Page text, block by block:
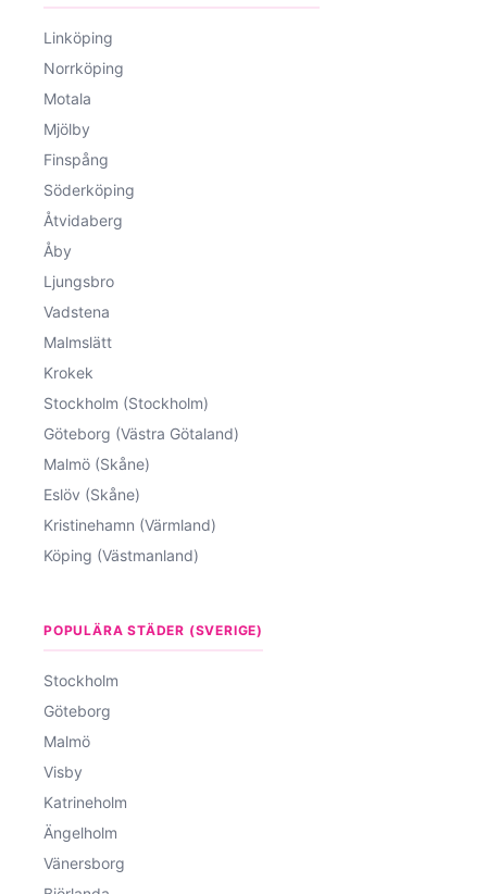
Linköping
Norrköping
Motala
Mjölby
Finspång
Söderköping
Åtvidaberg
Åby
Ljungsbro
Vadstena
Malmslätt
Krokek
Stockholm (Stockholm)
Göteborg (Västra Götaland)
Malmö (Skåne)
Eslöv (Skåne)
Kristinehamn (Värmland)
Köping (Västmanland)
POPULÄRA STÄDER (SVERIGE)
Stockholm
Göteborg
Malmö
Visby
Katrineholm
Ängelholm
Vänersborg